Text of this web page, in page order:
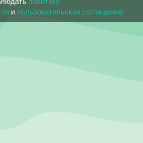
и пользовательское соглашение